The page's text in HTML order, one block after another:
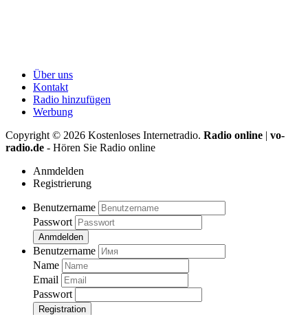
Über uns
Kontakt
Radio hinzufügen
Werbung
Copyright © 2026 Kostenloses Internetradio. Radio online | vo-
radio.de - Hören Sie Radio online
Anmdelden
Registrierung
Benutzername
Passwort
Anmdelden
Benutzername
Name
Email
Passwort
Registration